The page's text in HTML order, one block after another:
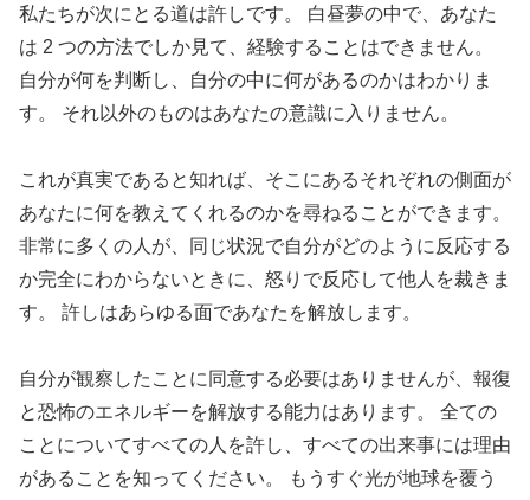
私たちが次にとる道は許しです。 白昼夢の中で、あなた
は 2 つの方法でしか見て、経験することはできません。
自分が何を判断し、自分の中に何があるのかはわかりま
す。 それ以外のものはあなたの意識に入りません。
これが真実であると知れば、そこにあるそれぞれの側面が
あなたに何を教えてくれるのかを尋ねることができます。
非常に多くの人が、同じ状況で自分がどのように反応する
か完全にわからないときに、怒りで反応して他人を裁きま
す。 許しはあらゆる面であなたを解放します。
自分が観察したことに同意する必要はありませんが、報復
と恐怖のエネルギーを解放する能力はあります。 全ての
ことについてすべての人を許し、すべての出来事には理由
があることを知ってください。 もうすぐ光が地球を覆う